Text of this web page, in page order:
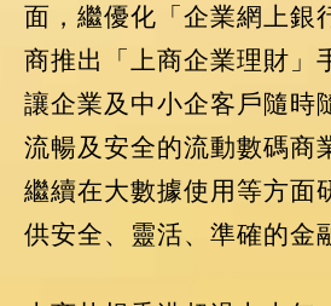
面，繼優化「企業網上銀
商推出「上商企業理財」
讓企業及中小企客戶隨時
流暢及安全的流動數碼商
繼續在大數據使用等方面
供安全、靈活、準確的金